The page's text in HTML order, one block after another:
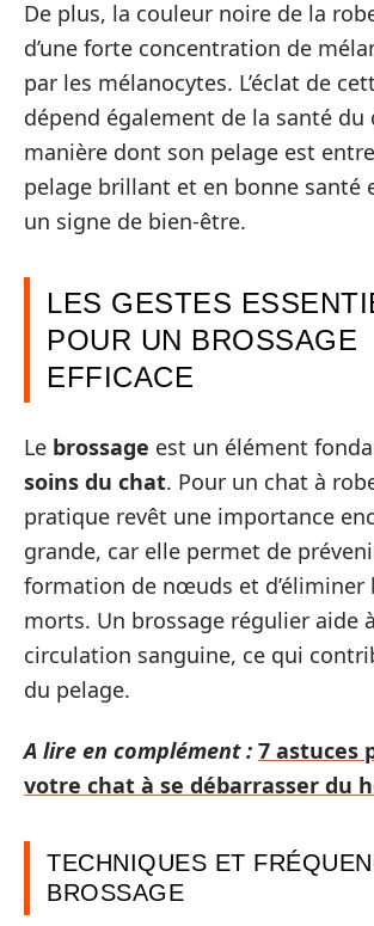
De plus, la couleur noire de la
d’une forte concentration de
par les mélanocytes. L’éclat de
dépend également de la santé du
manière dont son pelage est
pelage brillant et en bonne santé
un signe de bien-être.
LES GESTES
POUR UN BROSSAGE
EFFICACE
Le brossage est un élément
soins du chat. Pour un chat à
pratique revêt une importance
grande, car elle permet de
formation de nœuds et d’éliminer
morts. Un brossage régulier aide
circulation sanguine, ce qui
du pelage.
A lire en complément : 7 astuces
votre chat à se débarrasser du
TECHNIQUES ET
BROSSAGE